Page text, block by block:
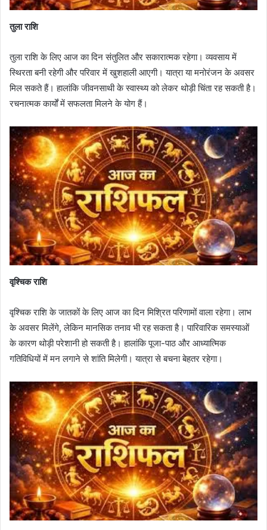
तुला राशि
तुला राशि के लिए आज का दिन संतुलित और सकारात्मक रहेगा। व्यवसाय में
स्थिरता बनी रहेगी और परिवार में खुशहाली आएगी। यात्रा या मनोरंजन के अवसर
मिल सकते हैं। हालांकि जीवनसाथी के स्वास्थ्य को लेकर थोड़ी चिंता रह सकती है।
रचनात्मक कार्यों में सफलता मिलने के योग हैं।
वृश्चिक राशि
वृश्चिक राशि के जातकों के लिए आज का दिन मिश्रित परिणामों वाला रहेगा। लाभ
के अवसर मिलेंगे, लेकिन मानसिक तनाव भी रह सकता है। पारिवारिक समस्याओं
के कारण थोड़ी परेशानी हो सकती है। हालांकि पूजा-पाठ और आध्यात्मिक
गतिविधियों में मन लगाने से शांति मिलेगी। यात्रा से बचना बेहतर रहेगा।